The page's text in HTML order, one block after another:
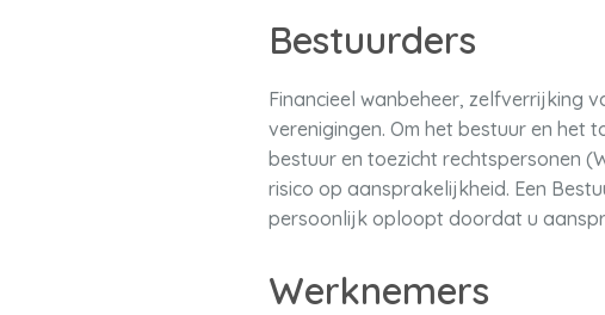
Bestuurders
Financieel wanbeheer, zelfverrijking
verenigingen. Om het bestuur en het
bestuur en toezicht rechtspersonen
risico op aansprakelijkheid. Een
persoonlijk oploopt doordat u
Werknemers